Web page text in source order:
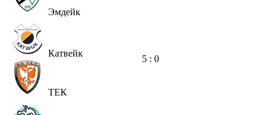
Эмдейк
Катвейк
ТЕК
5 : 0